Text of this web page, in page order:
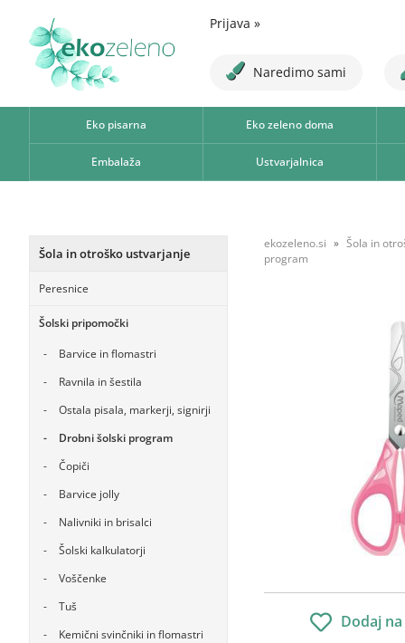
Prijava »
Naredimo sami
Eko pisarna Eko zeleno doma
Embalaža Ustvarjalnica
Šola in otroško ustvarjanje
Peresnice
Šolski pripomočki
Barvice in flomastri
Ravnila in šestila
Ostala pisala, markerji, signirji
Drobni šolski program
Čopiči
Barvice jolly
Nalivniki in brisalci
Šolski kalkulatorji
Voščenke
Tuš
Kemični svinčniki in flomastri
ekozeleno.si
Šola in
program
Dodaj